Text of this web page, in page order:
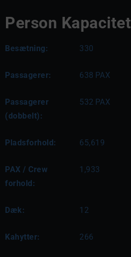
Person Kapacitet
Besætning: 330
Passagerer: 638 PAX
Passagerer
(dobbelt):
532 PAX
Pladsforhold: 65,619
PAX / Crew
forhold:
1,933
Dæk: 12
Kahytter: 266